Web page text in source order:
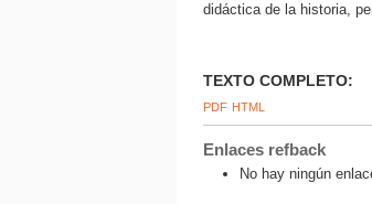
didáctica de la historia,
TEXTO COMPLETO:
PDF HTML
Enlaces refback
No hay ningún